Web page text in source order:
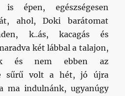
épen, egészségesen
ahol, Doki barátomat
k..ás, kacagás és
két lábbal a talajon,
és nem ebben az
sűrű volt a hét, jó újra
ma indulnánk, ugyanúgy